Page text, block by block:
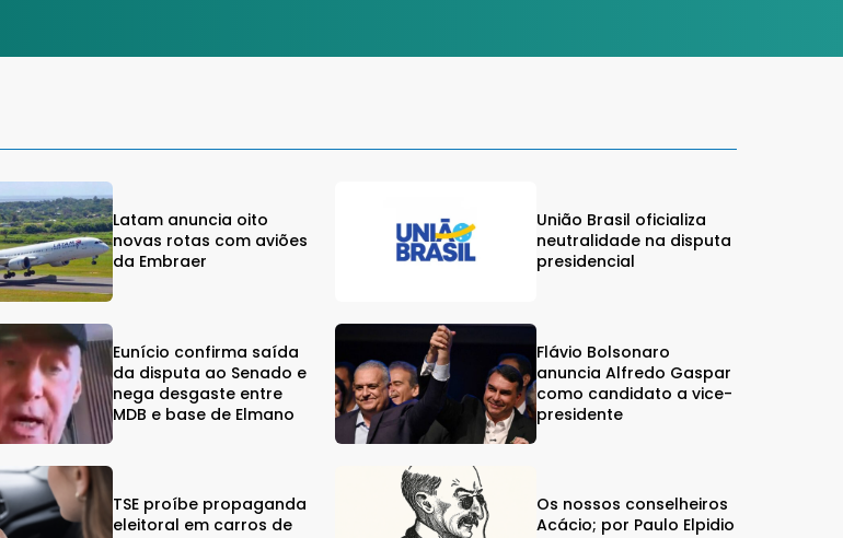
Latam anuncia oito
novas rotas com aviões
da Embraer
União Brasil oficializa
neutralidade na disputa
presidencial
Eunício confirma saída
da disputa ao Senado e
nega desgaste entre
MDB e base de Elmano
Flávio Bolsonaro
anuncia Alfredo Gaspar
como candidato a vice-
presidente
TSE proíbe propaganda
eleitoral em carros de
Os nossos conselheiros
Acácio; por Paulo Elpidio